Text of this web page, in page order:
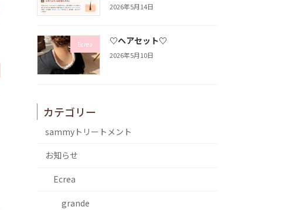
2026年5月14日
Ecrea ♡ヘアセット♡
2026年5月10日
カテゴリー
sammyトリートメント
お知らせ
Ecrea
grande